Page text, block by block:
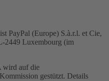
PayPal (Europe) S.à.r.l. et Cie,
2449 Luxembourg (im
wird auf die
gestützt. Details